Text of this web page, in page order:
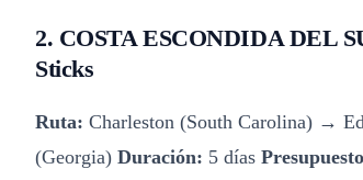
2. COSTA ESCONDIDA DEL
Sticks
Ruta: Charleston (South Carolina) →
(Georgia) Duración: 5 días